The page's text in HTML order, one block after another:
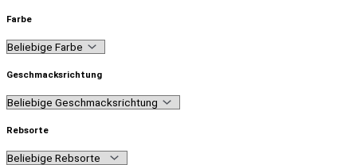
Farbe
Geschmacksrichtung
Rebsorte